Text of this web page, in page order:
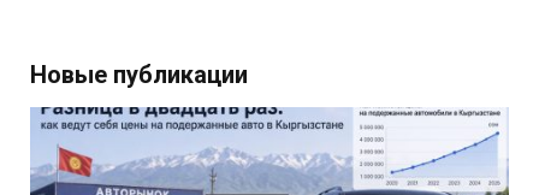
Новые публикации